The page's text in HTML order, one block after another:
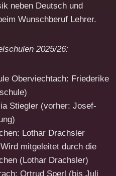
neben Deutsch und
Wunschberuf Lehrer.
2025/26:
Oberviechtach: Friederike
Stiegler (vorher: Josef-
Lothar Drachsler
mitgeleitet durch die
(Lothar Drachsler)
Ortrud Sperl (bis Juli